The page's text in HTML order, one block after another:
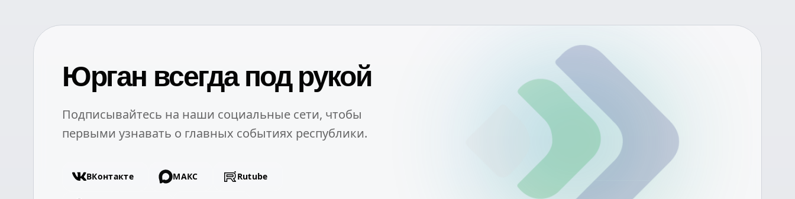
Юрган всегда под рукой
Подписывайтесь на наши социальные сети, чтобы
первыми узнавать о главных событиях республики.
ВКонтакте МАКС Rutube